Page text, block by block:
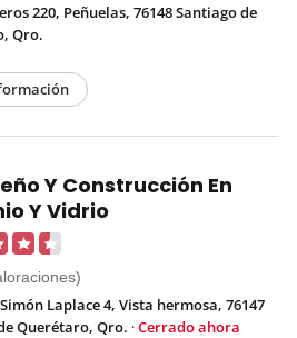
220, Peñuelas, 76148 Santiago de
Qro.
Y Construcción En
Y Vidrio
Laplace 4, Vista hermosa, 76147
Querétaro, Qro. ·Cerrado ahora